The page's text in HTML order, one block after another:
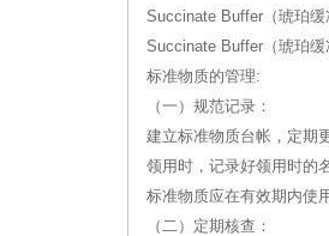
Succinate Buffer（琥珀
Succinate Buffer（琥珀
标准物质的管理:
（一）规范记录：
建立标准物质台帐，定期
领用时，记录好领用时的
标准物质应在有效期内使
（二）定期核查：